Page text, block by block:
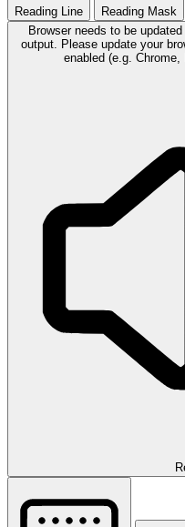
Reading Line
Reading Mask
Browser needs to be updated
output. Please update your
enabled (e.g. Chrome,